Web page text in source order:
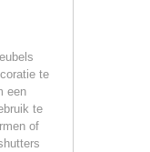
te
een
te
of